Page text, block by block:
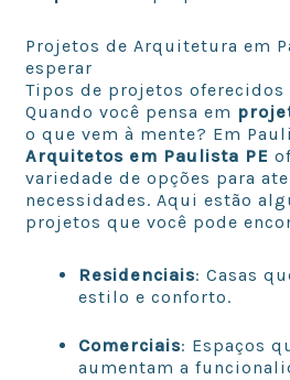
Projetos de Arquitetura em
esperar
Tipos de projetos
Quando você pensa em
o que vem à mente? Em
Arquitetos em Paulista PE
variedade de opções para
necessidades. Aqui estão
projetos que você pode
Residenciais: Casas
estilo e conforto.
Comerciais: Espaços
aumentam a